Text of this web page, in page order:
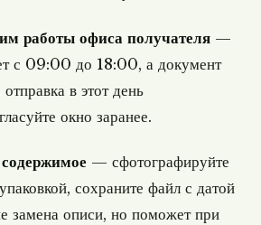
работы офиса получателя —
с 09:00 до 18:00, а документ
в этот день
окно заранее.
— сфотографируйте
сохраните файл с датой
замена описи, но поможет при